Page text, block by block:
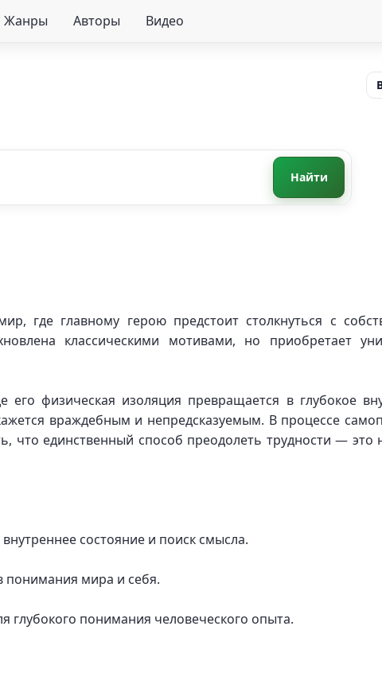
Жанры Авторы Видео
Найти
где главному герою предстоит столкнуться с
классическими мотивами, но приобретает
физическая изоляция превращается в глубокое
враждебным и непредсказуемым. В процессе
что единственный способ преодолеть трудности — это
состояние и поиск смысла.
понимания мира и себя.
глубокого понимания человеческого опыта.